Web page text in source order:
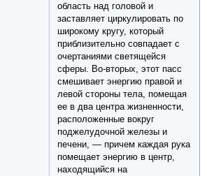
область над головой и
заставляет циркулировать по
широкому кругу, который
приблизительно совпадает с
очертаниями светящейся
сферы. Во-вторых, этот пасс
смешивает энергию правой и
левой стороны тела, помещая
ее в два центра жизненности,
расположенные вокруг
поджелудочной железы и
печени, — причем каждая рука
помещает энергию в центр,
находящийся на